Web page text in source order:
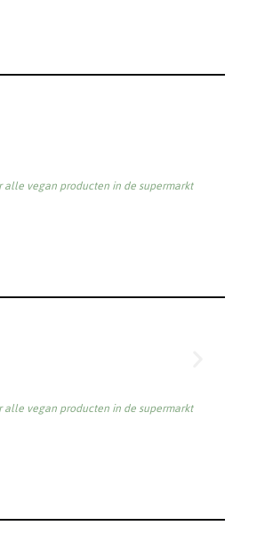
alle vegan producten in de supermarkt
alle vegan producten in de supermarkt